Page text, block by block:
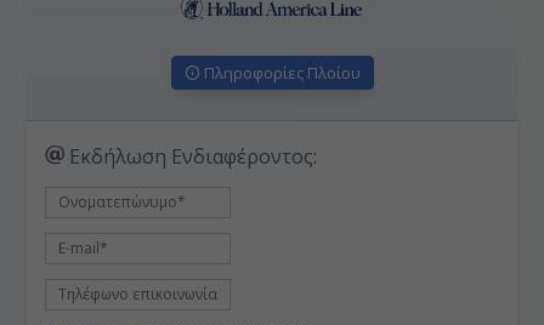
Πληροφορίες Πλοίου
Εκδήλωση Ενδιαφέροντος: